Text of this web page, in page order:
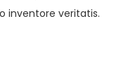
inventore veritatis.